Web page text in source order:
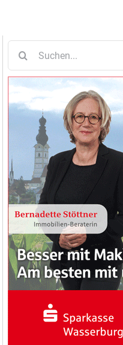
nach: